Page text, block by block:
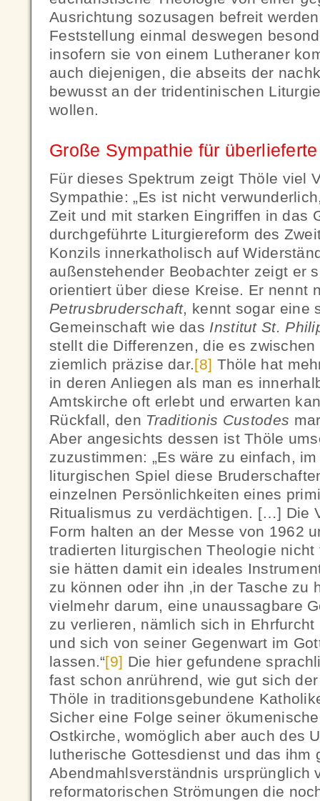
Ausrichtung sozusagen befreit
Feststellung einmal deswegen
insofern sie von einem Lutheraner
auch diejenigen, die abseits der
bewusst an der tridentinischen
wollen.
Große Sympathie für
Für dieses Spektrum zeigt Thöle viel
Sympathie: „Es ist nicht
Zeit und mit starken Eingriffen in das
durchgeführte Liturgiereform des
Konzils innerkatholisch auf
außenstehender Beobachter zeigt er
orientiert über diese Kreise. Er nennt
Petrusbruderschaft, kennt sogar eine
Gemeinschaft wie das Institut St.
stellt die Differenzen, die es
ziemlich präzise dar.[8] Thöle hat
in deren Anliegen als man es
Amtskirche oft erlebt und erwarten
Rückfall, den Traditionis Custodes
Aber angesichts dessen ist Thöle
zuzustimmen: „Es wäre zu einfach,
liturgischen Spiel diese
einzelnen Persönlichkeiten eines
Ritualismus zu verdächtigen. […] Die
Form halten an der Messe von 1962
tradierten liturgischen Theologie
sie hätten damit ein ideales
zu können oder ihn ‚in der Tasche zu
vielmehr darum, eine unaussagbare
zu verlieren, nämlich sich in
und sich von seiner Gegenwart im
lassen.“[9] Die hier gefundene
fast schon anrührend, wie gut sich
Thöle in traditionsgebundene
Sicher eine Folge seiner
Ostkirche, womöglich aber auch des
lutherische Gottesdienst und das ihm
Abendmahlsverständnis ursprünglich
reformatorischen Strömungen die